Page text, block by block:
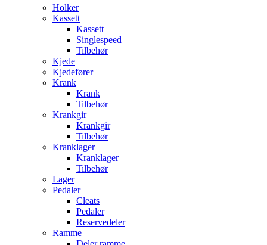
Holker
Kassett
Kassett
Singlespeed
Tilbehør
Kjede
Kjedefører
Krank
Krank
Tilbehør
Krankgir
Krankgir
Tilbehør
Kranklager
Kranklager
Tilbehør
Lager
Pedaler
Cleats
Pedaler
Reservedeler
Ramme